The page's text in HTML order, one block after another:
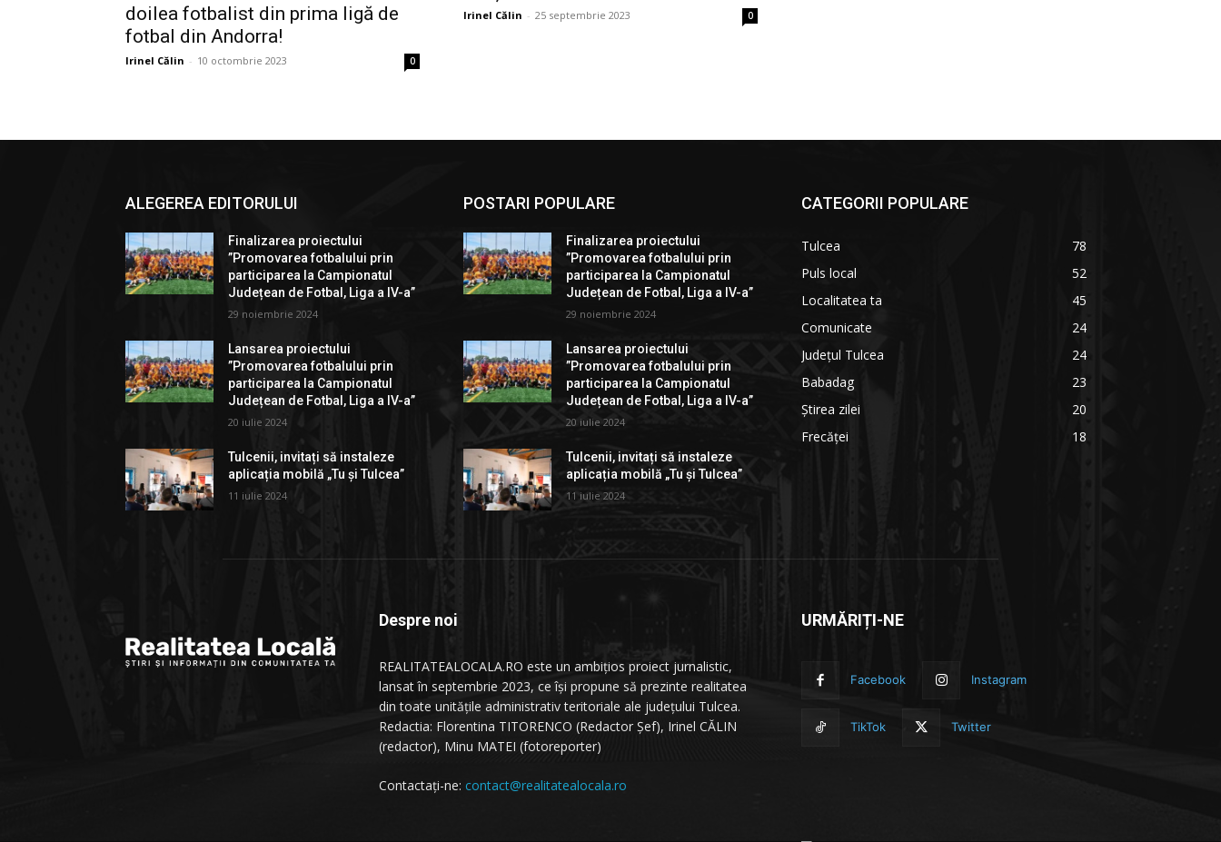
doilea fotbalist din prima ligă de
fotbal din Andorra!
Irinel Călin - 10 octombrie 2023 0
Irinel Călin - 25 septembrie 2023 0
ALEGEREA EDITORULUI
Finalizarea proiectului
”Promovarea fotbalului prin
participarea la Campionatul
Județean de Fotbal, Liga a IV-a”
29 noiembrie 2024
Lansarea proiectului
”Promovarea fotbalului prin
participarea la Campionatul
Județean de Fotbal, Liga a IV-a”
20 iulie 2024
Tulcenii, invitați să instaleze
aplicația mobilă „Tu și Tulcea”
11 iulie 2024
POSTARI POPULARE
Finalizarea proiectului
”Promovarea fotbalului prin
participarea la Campionatul
Județean de Fotbal, Liga a IV-a”
29 noiembrie 2024
Lansarea proiectului
”Promovarea fotbalului prin
participarea la Campionatul
Județean de Fotbal, Liga a IV-a”
20 iulie 2024
Tulcenii, invitați să instaleze
aplicația mobilă „Tu și Tulcea”
11 iulie 2024
CATEGORII POPULARE
Tulcea
78
Puls local
52
Localitatea ta
45
Comunicate
24
Județul Tulcea
24
Babadag
23
Știrea zilei
20
Frecăței
18
Despre noi
REALITATEALOCALA.RO este un ambițios proiect jurnalistic,
lansat în septembrie 2023, ce își propune să prezinte realitatea
din toate unitățile administrativ teritoriale ale județului Tulcea.
Redactia: Florentina TITORENCO (Redactor Șef), Irinel CĂLIN
(redactor), Minu MATEI (fotoreporter)
Contactați-ne: contact@realitatealocala.ro
URMĂRIȚI-NE
Facebook Instagram
TikTok Twitter